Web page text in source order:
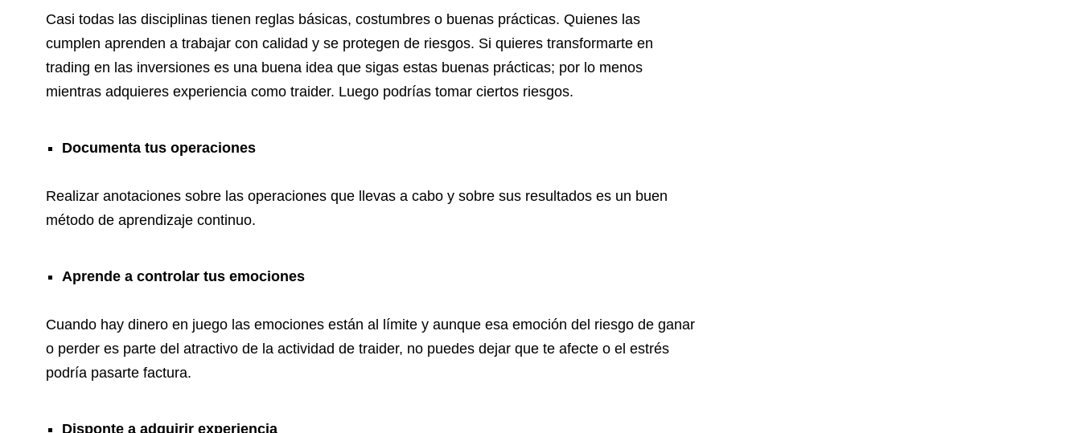
Casi todas las disciplinas tienen reglas básicas, costumbres o buenas prácticas. Quienes las
cumplen aprenden a trabajar con calidad y se protegen de riesgos. Si quieres transformarte en
trading en las inversiones es una buena idea que sigas estas buenas prácticas; por lo menos
mientras adquieres experiencia como traider. Luego podrías tomar ciertos riesgos.
Documenta tus operaciones
Realizar anotaciones sobre las operaciones que llevas a cabo y sobre sus resultados es un buen
método de aprendizaje continuo.
Aprende a controlar tus emociones
Cuando hay dinero en juego las emociones están al límite y aunque esa emoción del riesgo de ganar
o perder es parte del atractivo de la actividad de traider, no puedes dejar que te afecte o el estrés
podría pasarte factura.
Disponte a adquirir experiencia